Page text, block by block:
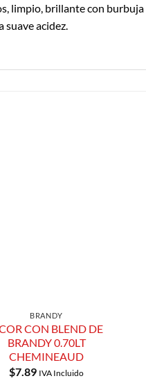
limpio, brillante con
suave acidez.
BRANDY
CON BLEND DE
BRANDY 0.70LT
CHEMINEAUD
$7.89 IVA Incluido